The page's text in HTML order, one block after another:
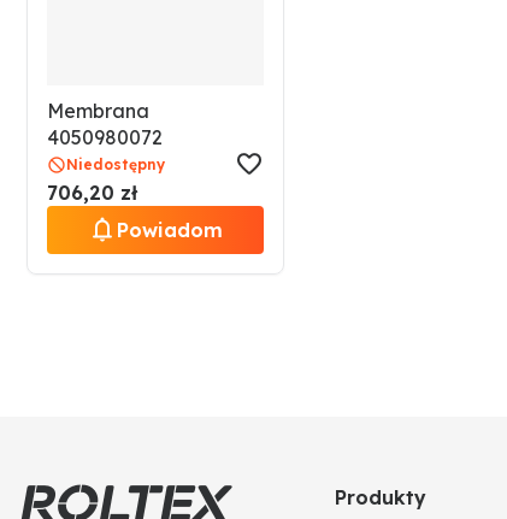
Membrana
4050980072
Niedostępny
706,20 zł
Powiadom
Produkty